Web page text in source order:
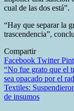
cual de las dos está”.
“Hay que separar la
trascendencia”,
Compartir
Facebook Twitter
Navegación
de
entradas
“No fue grato que el
sea opacado por el
Textiles:
de insumos